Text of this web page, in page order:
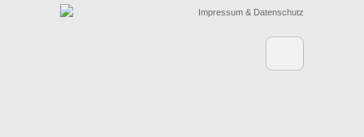
Impressum & Datenschutz